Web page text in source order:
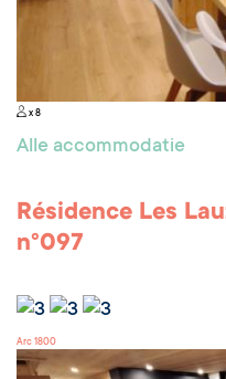
x 8
Alle accommodatie
Résidence Les
n°097
Arc 1800